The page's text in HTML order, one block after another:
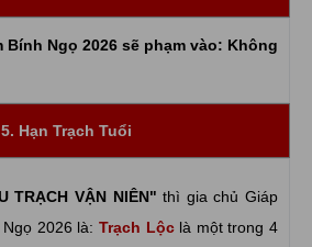
Bính Ngọ 2026 sẽ phạm vào: Không
5. Hạn Trạch Tuổi
TRẠCH VẬN NIÊN" thì gia chủ Giáp
Ngọ 2026 là:Trạch Lộclà một trong 4